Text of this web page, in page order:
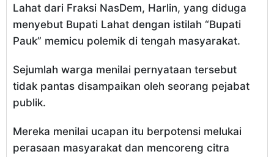
Lahat dari Fraksi NasDem, Harlin, yang diduga
menyebut Bupati Lahat dengan istilah “Bupati
Pauk” memicu polemik di tengah masyarakat.
Sejumlah warga menilai pernyataan tersebut
tidak pantas disampaikan oleh seorang pejabat
publik.
Mereka menilai ucapan itu berpotensi melukai
perasaan masyarakat dan mencoreng citra